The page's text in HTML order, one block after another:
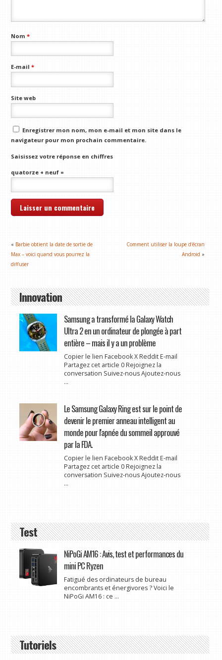
Nom*
E-mail*
Site web
Enregistrer mon nom, mon e-mail et mon site dans le
navigateur pour mon prochain commentaire.
Saisissez votre réponse en chiffres
quatorze + neuf =
« Barbie obtient la date de sortie de
Max – voici quand vous pourrez la
diffuser
Comment utiliser la loupe d'écran
Android »
Innovation
Samsung a transformé la Galaxy Watch
Ultra 2 en un ordinateur de plongée à part
entière – mais il y a un problème
Copier le lien Facebook X Reddit E-mail
Partagez cet article 0 Rejoignez la
conversation Suivez-nous Ajoutez-nous
...
Le Samsung Galaxy Ring est sur le point de
devenir le premier anneau intelligent au
monde pour l'apnée du sommeil approuvé
par la FDA.
Copier le lien Facebook X Reddit E-mail
Partagez cet article 0 Rejoignez la
conversation Suivez-nous Ajoutez-nous
...
Test
NiPoGi AM16 : Avis, test et performances du
mini PC Ryzen
Fatigué des ordinateurs de bureau
encombrants et énergivores ? Voici le
NiPoGi AM16 : ce ...
Tutoriels